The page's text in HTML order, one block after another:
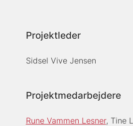
Projektleder
Sidsel Vive Jensen
Projektmedarbejdere
Rune Vammen Lesner Tine